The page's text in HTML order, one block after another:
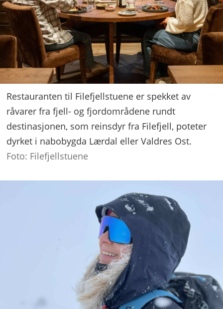
Restauranten til Filefjellstuene er spekket av
råvarer fra fjell- og fjordområdene rundt
destinasjonen, som reinsdyr fra Filefjell, poteter
dyrket i nabobygda Lærdal eller Valdres Ost.
Foto: Filefjellstuene